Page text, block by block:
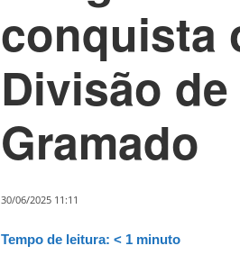
conquista
Divisão
Gramado
30/06/2025 11:11
Tempo de leitura: < 1 minuto